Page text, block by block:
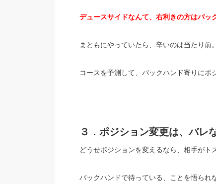
デュースサイドなんて、右利きの方はバッ
まともにやっていたら、辛いのは当たり前。
コースを予測して、バックハンド寄りにポ
３．ポジション変更は、バレ
どうせポジションを変えるなら、相手がト
バックハンドで待っている、ことを悟られ